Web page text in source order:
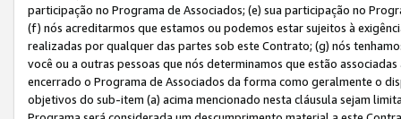
participação no Programa de Associados; (e) sua participação no
(f) nós acreditarmos que estamos ou podemos estar sujeitos à
realizadas por qualquer das partes sob este Contrato; (g) nós
você ou a outras pessoas que nós determinamos que estão
encerrado o Programa de Associados da forma como geralmente o
objetivos do sub-item (a) acima mencionado nesta cláusula sejam